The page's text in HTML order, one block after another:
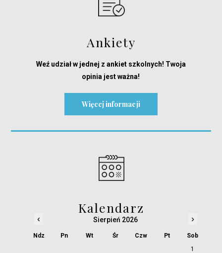
Ankiety
Weź udział w jednej z ankiet szkolnych! Twoja
opinia jest ważna!
Więcej informacji
Kalendarz
‹ Sierpień 2026 ›
Ndz Pn Wt Śr Czw Pt
Sob
1